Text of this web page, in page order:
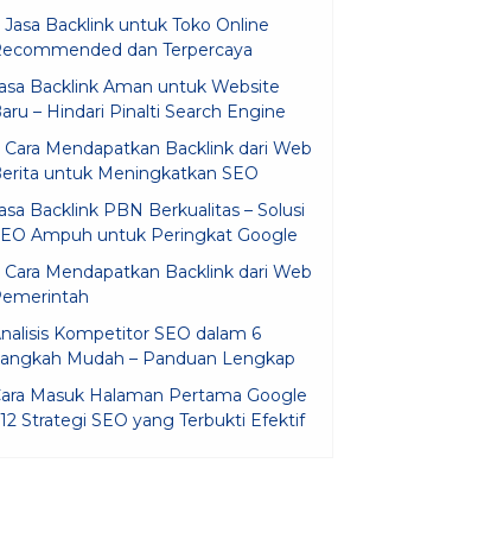
Jasa Backlink untuk Toko Online
dan Terpercaya
Backlink Aman untuk Website
– Hindari Pinalti Search Engine
Cara Mendapatkan Backlink dari Web
untuk Meningkatkan SEO
Backlink PBN Berkualitas – Solusi
Ampuh untuk Peringkat Google
Cara Mendapatkan Backlink dari Web
Kompetitor SEO dalam 6
Mudah – Panduan Lengkap
Masuk Halaman Pertama Google
Strategi SEO yang Terbukti Efektif